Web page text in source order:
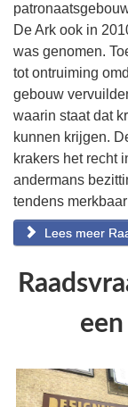
De Ark ook in
was genomen.
tot ontruiming
gebouw
waarin staat dat
kunnen krijgen.
krakers het recht
andermans
tendens
Lees meer